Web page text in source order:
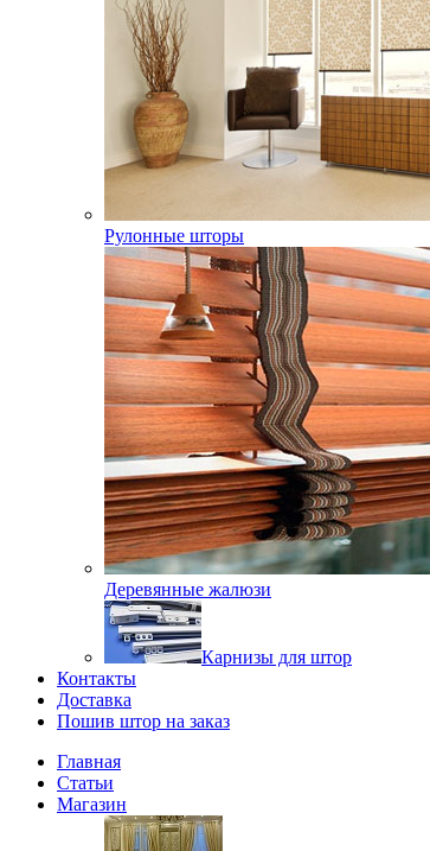
Рулонные шторы
Деревянные жалюзи
Карнизы для штор
Контакты
Доставка
Пошив штор на заказ
Главная
Статьи
Магазин